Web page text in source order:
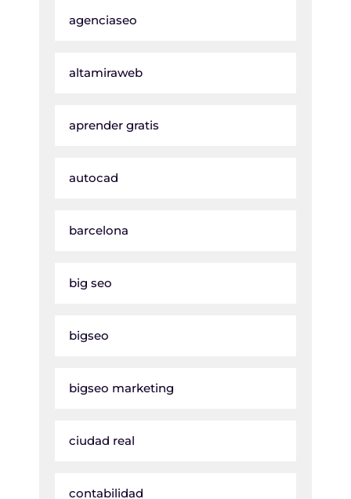
agenciaseo
altamiraweb
aprender gratis
autocad
barcelona
big seo
bigseo
bigseo marketing
ciudad real
contabilidad